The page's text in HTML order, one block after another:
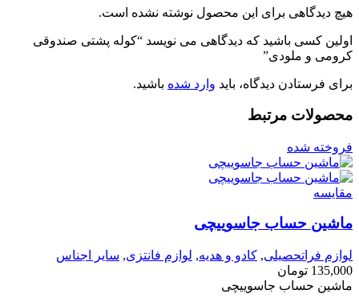
هیچ دیدگاهی برای این محصول نوشته نشده است.
اولین کسی باشید که دیدگاهی می نویسد “کوله پشتی صندوقی
کرومی و ملودی”
برای فرستادن دیدگاه، باید وارد شده باشید.
محصولات مرتبط
فروخته شده
مقايسه
ماشین حساب جاسوییچی
لوازم فراتحصیلی, کادو و هدیه, لوازم فانتزی, سایر اجناس
135,000 تومان
ماشین حساب جاسوییچی